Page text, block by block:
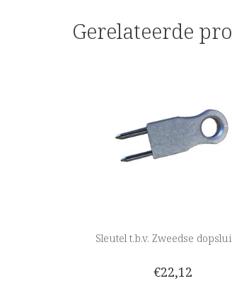
Gerelateerde
Sleutel t.b.v. Zweedse
€22,12